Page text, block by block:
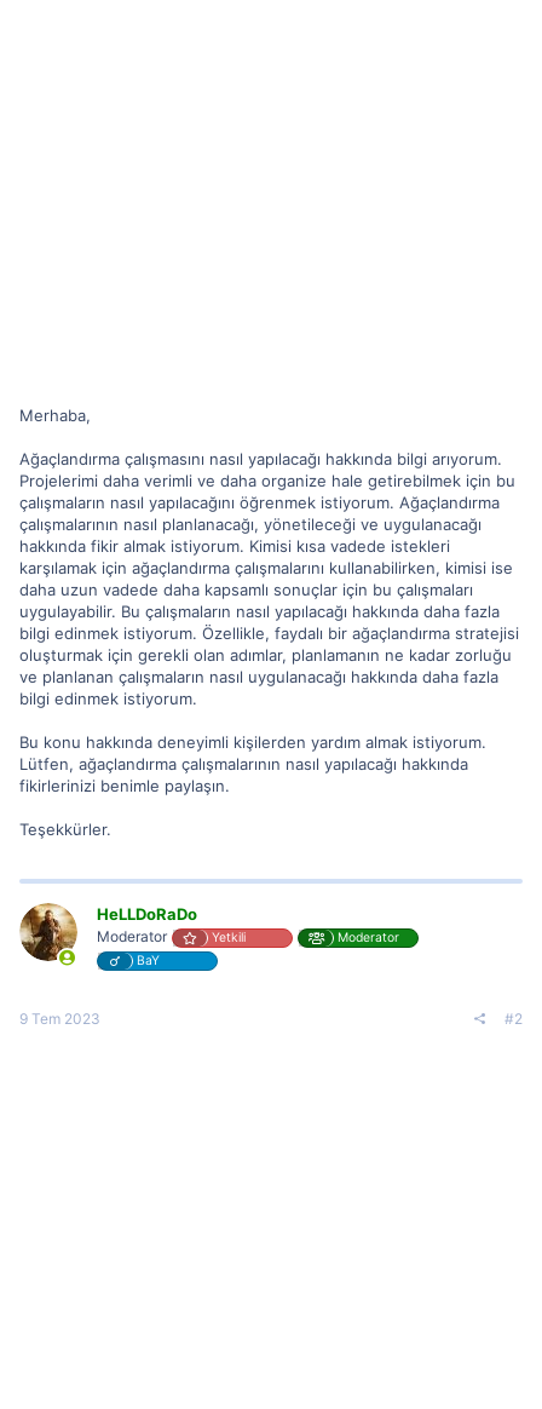
Merhaba,
Ağaçlandırma çalışmasını nasıl yapılacağı hakkında bilgi arıyorum.
Projelerimi daha verimli ve daha organize hale getirebilmek için bu
çalışmaların nasıl yapılacağını öğrenmek istiyorum. Ağaçlandırma
çalışmalarının nasıl planlanacağı, yönetileceği ve uygulanacağı
hakkında fikir almak istiyorum. Kimisi kısa vadede istekleri
karşılamak için ağaçlandırma çalışmalarını kullanabilirken, kimisi ise
daha uzun vadede daha kapsamlı sonuçlar için bu çalışmaları
uygulayabilir. Bu çalışmaların nasıl yapılacağı hakkında daha fazla
bilgi edinmek istiyorum. Özellikle, faydalı bir ağaçlandırma stratejisi
oluşturmak için gerekli olan adımlar, planlamanın ne kadar zorluğu
ve planlanan çalışmaların nasıl uygulanacağı hakkında daha fazla
bilgi edinmek istiyorum.
Bu konu hakkında deneyimli kişilerden yardım almak istiyorum.
Lütfen, ağaçlandırma çalışmalarının nasıl yapılacağı hakkında
fikirlerinizi benimle paylaşın.
Teşekkürler.
HeLLDoRaDo
Moderator Yetkili
Moderator
BaY
9 Tem 2023 #2